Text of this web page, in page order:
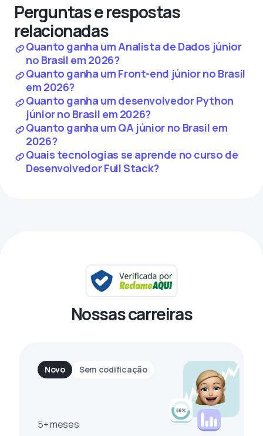
Perguntas e respostas
relacionadas
Quanto ganha um Analista de Dados júnior
no Brasil em 2026?
Quanto ganha um Front-end júnior no Brasil
em 2026?
Quanto ganha um desenvolvedor Python
júnior no Brasil em 2026?
Quanto ganha um QA júnior no Brasil em
2026?
Quais tecnologias se aprende no curso de
Desenvolvedor Full Stack?
Nossas carreiras
Novo Sem codificação
5+ meses